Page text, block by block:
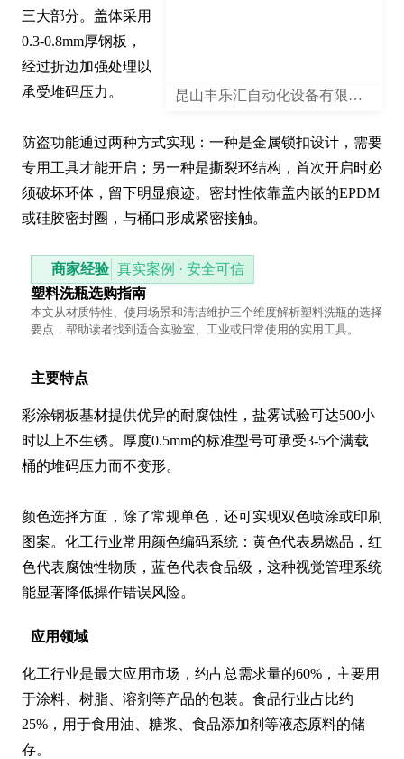
昆山丰乐汇自动化设备有限公司
三大部分。盖体采用
0.3-0.8mm厚钢板，
经过折边加强处理以
承受堆码压力。
防盗功能通过两种方式实现：一种是金属锁扣设计，需要
专用工具才能开启；另一种是撕裂环结构，首次开启时必
须破坏环体，留下明显痕迹。密封性依靠盖内嵌的EPDM
或硅胶密封圈，与桶口形成紧密接触。
商家经验 真实案例 · 安全可信
塑料洗瓶选购指南
本文从材质特性、使用场景和清洁维护三个维度解析塑料洗瓶的选择
要点，帮助读者找到适合实验室、工业或日常使用的实用工具。
主要特点
彩涂钢板基材提供优异的耐腐蚀性，盐雾试验可达500小
时以上不生锈。厚度0.5mm的标准型号可承受3-5个满载
桶的堆码压力而不变形。
颜色选择方面，除了常规单色，还可实现双色喷涂或印刷
图案。化工行业常用颜色编码系统：黄色代表易燃品，红
色代表腐蚀性物质，蓝色代表食品级，这种视觉管理系统
能显著降低操作错误风险。
应用领域
化工行业是最大应用市场，约占总需求量的60%，主要用
于涂料、树脂、溶剂等产品的包装。食品行业占比约
25%，用于食用油、糖浆、食品添加剂等液态原料的储
存。